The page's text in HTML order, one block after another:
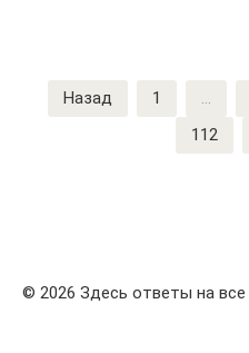
Пагинация
записей
Назад 1 …
112
© 2026 Здесь ответы на